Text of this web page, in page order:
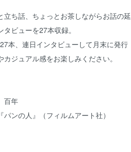
立ち話、ちょっとお茶しながらお話の延
ビューを27本収録。
本、連日インタビューして月末に発行
ジュアル感をお楽しみください。
百年
ンの人』（フィルムアート社）